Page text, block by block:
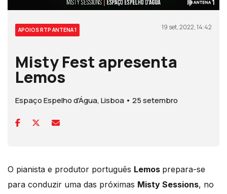
APOIOS RTP ANTENA 1 19 set, 2022, 14:42
Misty Fest apresenta
Lemos
Espaço Espelho d'Água, Lisboa • 25 setembro
O pianista e produtor português Lemos prepara-se
para conduzir uma das próximas Misty Sessions, no